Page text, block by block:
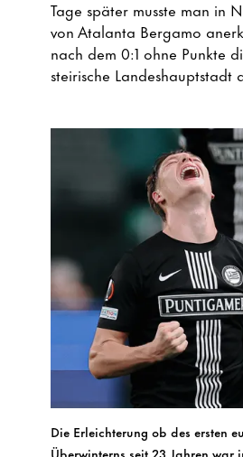
Tage später musste man in
von Atalanta Bergamo
nach dem 0:1 ohne Punkte
steirische Landeshauptstadt
Die Erleichterung ob des ersten